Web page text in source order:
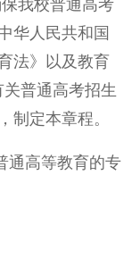
华人民共和国
法》以及教育
普通高考招生
制定本章程。
通高等教育的专